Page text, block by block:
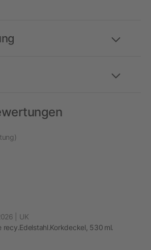
| UK
recy.Edelstahl.Korkdeckel, 530 ml.